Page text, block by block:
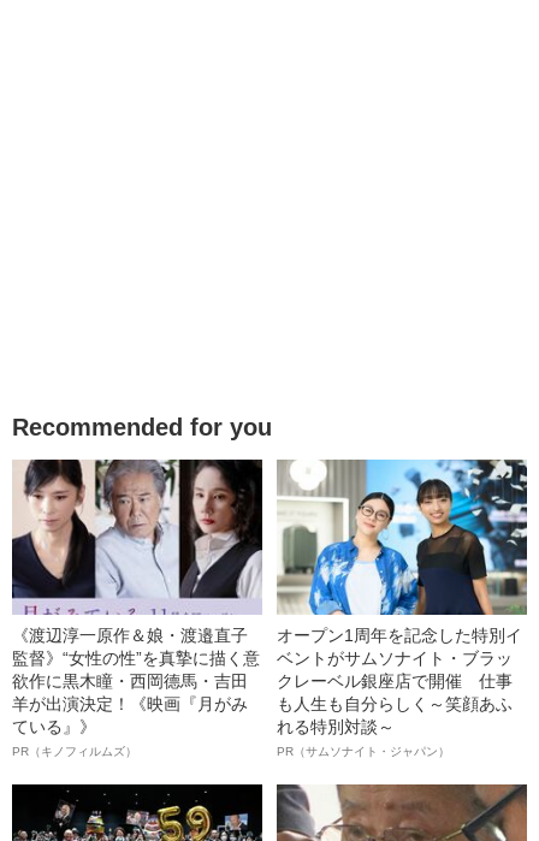
Recommended for you
《渡辺淳一原作＆娘・渡邉直子
監督》“女性の性”を真摯に描く意
欲作に黒木瞳・西岡德馬・吉田
羊が出演決定！《映画『月がみ
ている』》
PR（キノフィルムズ）
オープン1周年を記念した特別イ
ベントがサムソナイト・ブラッ
クレーベル銀座店で開催 仕事
も人生も自分らしく～笑顔あふ
れる特別対談～
PR（サムソナイト・ジャパン）